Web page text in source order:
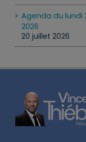
Agenda du lundi
2026
20 juillet 2026